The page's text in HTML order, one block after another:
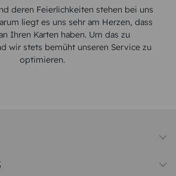
deren Feierlichkeiten stehen bei uns
liegt es uns sehr am Herzen, dass
Ihren Karten haben. Um das zu
wir stets bemüht unseren Service zu
optimieren.